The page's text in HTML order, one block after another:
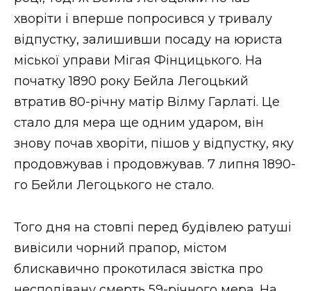
хворіти і вперше попросився у тривалу
відпустку, залишивши посаду на юриста
міської управи Мігая Фінцицького. На
початку 1890 року Бейла Легоцький
втратив 80-річну матір Вілму Гарлаті. Це
стало для мера ще одним ударом, він
знову почав хворіти, пішов у відпустку, яку
продовжував і продовжував. 7 липня 1890-
го Бейли Легоцького не стало.
Того дня на стовпі перед будівлею ратуші
вивісили чорний прапор, містом
блискавично прокотилася звістка про